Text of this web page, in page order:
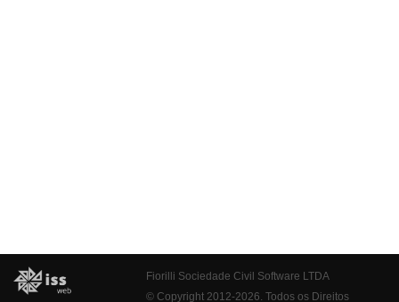
Fiorilli Sociedade Civil Software LTDA
© Copyright 2012-2026. Todos os Direitos